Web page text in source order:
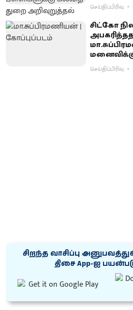
செய்திப்பிரிவு
சிட்கோ
குற்றச்சாட்டு
செய்திப்பிரிவு
சிறந்த வாசிப்பு
திசை App-ஐ